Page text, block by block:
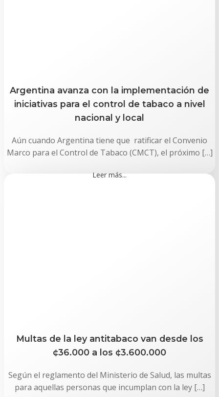
Argentina avanza con la implementación de
iniciativas para el control de tabaco a nivel
nacional y local
Aún cuando Argentina tiene que ratificar el Convenio
Marco para el Control de Tabaco (CMCT), el próximo […]
Leer más...
Multas de la ley antitabaco van desde los
¢36.000 a los ¢3.600.000
Según el reglamento del Ministerio de Salud, las multas
para aquellas personas que incumplan con la ley […]